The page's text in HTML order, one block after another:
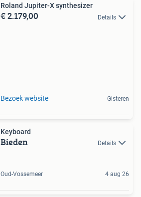
Roland Jupiter-X synthesizer
€ 2.179,00 Details
Bezoek website Gisteren
Keyboard
Bieden Details
Oud-Vossemeer 4 aug 26